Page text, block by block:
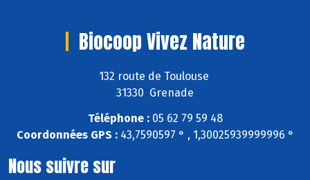
Biocoop Vivez Nature
132 route de Toulouse
31330 Grenade
Téléphone :05 62 79 59 48
Coordonnées GPS :43,7590597 ° , 1,30025939999996 °
Nous suivre sur